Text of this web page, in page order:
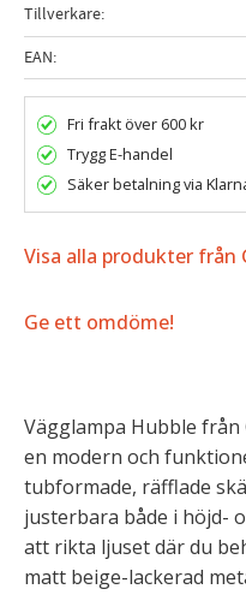
Tillverkare
EAN
Fri frakt över 600 kr
Trygg E-handel
Säker betalning via
Visa alla produkter från
Ge ett omdöme!
Vägglampa Hubble
en modern och
tubformade, räfflade
justerbara både i höjd-
att rikta ljuset där du
matt beige-lackerad